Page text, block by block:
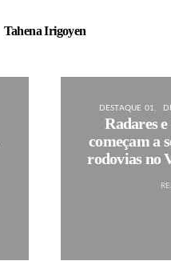
Tahena Irigoyen
DESTAQUE 01
Radares
começam a
rodovias no